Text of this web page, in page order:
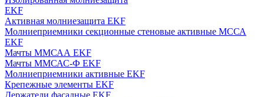
EKF
Активная молниезащита EKF
Молниеприемники секционные стеновые активные МССА
EKF
Мачты ММСАА EKF
Мачты ММСАС-Ф EKF
Молниеприемники активные EKF
Крепежные элементы EKF
Держатели фасадные EKF